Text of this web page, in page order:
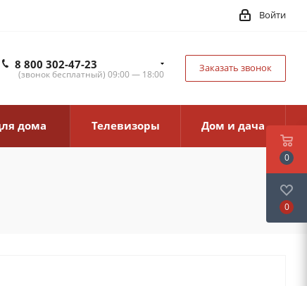
Войти
8 800 302-47-23
(звонок бесплатный) 09:00 — 18:00
Заказать звонок
дома Телевизоры Дом и дача
0
0